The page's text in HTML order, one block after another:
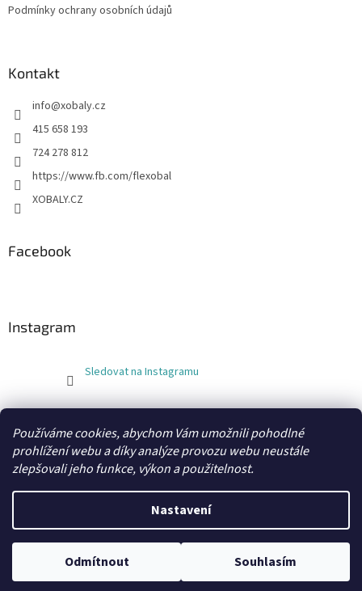
Používáme cookies, abychom Vám umožnili pohodlné
prohlížení webu a díky analýze provozu webu neustále
zlepšovali jeho funkce, výkon a použitelnost.
Nastavení
Odmítnout Souhlasím
Podmínky ochrany osobních údajů
Kontakt
info@xobaly.cz
415 658 193
724 278 812
https://www.fb.com/flexobal
XOBALY.CZ
Facebook
Instagram
Sledovat na Instagramu
Copyright 2026xobaly.cz. Všechna práva vyhrazena.
Grafický návrh a kódování vytvořilBEOM.cz.